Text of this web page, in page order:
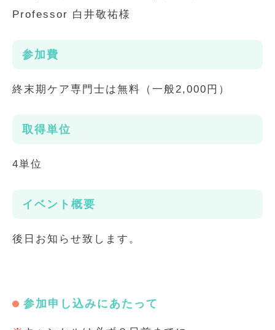
Professor 白井敬祐様
参加費
終末期ケア専門士は無料（一般2,000円）
取得単位
4単位
イベント概要
後日お知らせ致します。
参加申し込みにあたって